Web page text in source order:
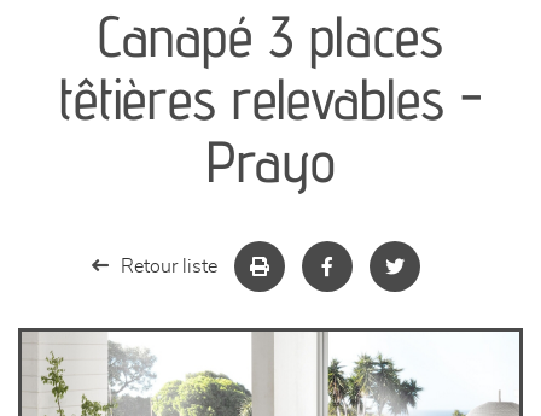
séjours
meubles de complément
chambres et dressing
Canapé 3 places
têtières relevables -
Prayo
Retour liste